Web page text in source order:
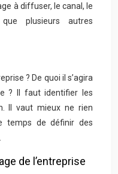
à diffuser, le canal, le
plusieurs autres
? De quoi il s’agira
? Il faut identifier les
Il vaut mieux ne rien
temps de définir des
de l’entreprise